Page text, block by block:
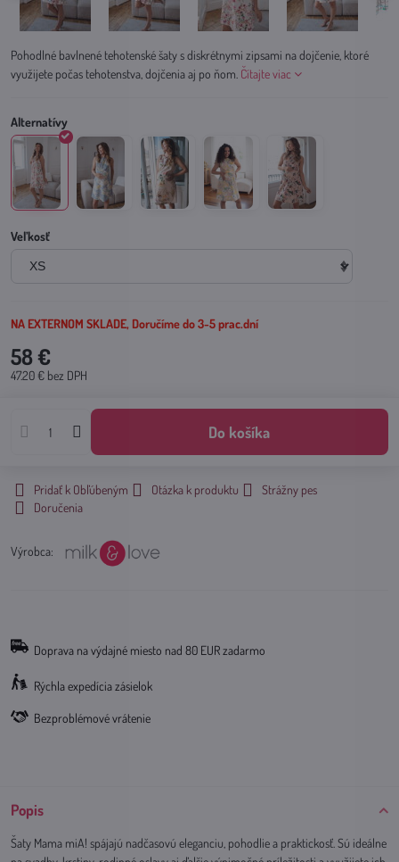
Pohodlné bavlnené tehotenské šaty s diskrétnymi zipsami na dojčenie, ktoré
využijete počas tehotenstva, dojčenia aj po ňom. Čítajte viac
Veľkosť
NA EXTERNOM SKLADE, Doručíme do 3-5 prac.dní
58 €
47.20 € bez DPH
Do košíka
Pridať k Obľúbeným Otázka k produktu
Strážny pes
Doručenia
Výrobca:
Doprava na výdajné miesto nad 80 EUR zadarmo
Rýchla expedícia zásielok
Bezproblémové vrátenie
Popis
Šaty Mama miA! spájajú nadčasovú eleganciu, pohodlie a praktickosť. Sú ideálne